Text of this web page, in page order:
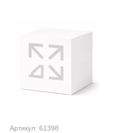
Артикул: 61398